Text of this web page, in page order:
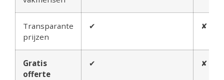
Transparante
prijzen
✔ ✘
Gratis
offerte
✔ ✘